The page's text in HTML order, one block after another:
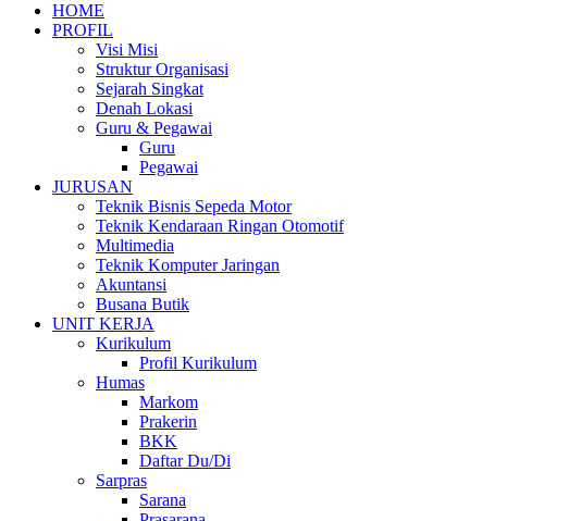
HOME
PROFIL
Visi Misi
Struktur Organisasi
Sejarah Singkat
Denah Lokasi
Guru & Pegawai
Guru
Pegawai
JURUSAN
Teknik Bisnis Sepeda Motor
Teknik Kendaraan Ringan Otomotif
Multimedia
Teknik Komputer Jaringan
Akuntansi
Busana Butik
UNIT KERJA
Kurikulum
Profil Kurikulum
Humas
Markom
Prakerin
BKK
Daftar Du/Di
Sarpras
Sarana